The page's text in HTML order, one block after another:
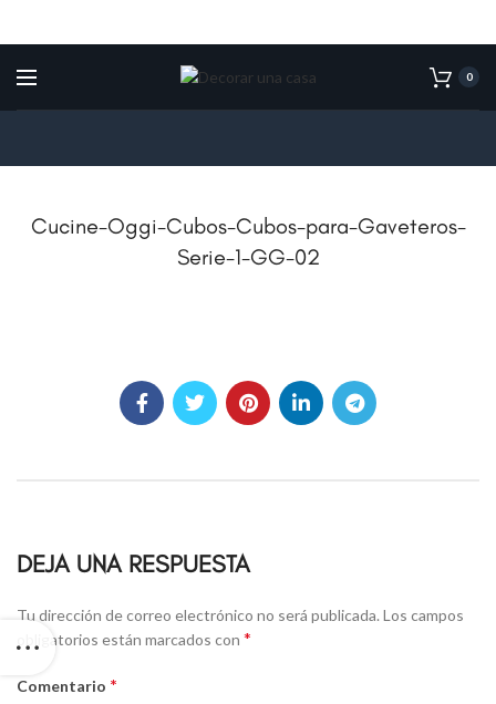
0
Cucine-Oggi-Cubos-Cubos-para-Gaveteros-
Serie-1-GG-02
DEJA UNA RESPUESTA
Tu dirección de correo electrónico no será publicada.Los campos
obligatorios están marcados con *
Comentario *
Alternative: